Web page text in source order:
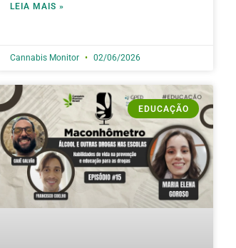
LEIA MAIS »
Cannabis Monitor 02/06/2026
EDUCAÇÃO